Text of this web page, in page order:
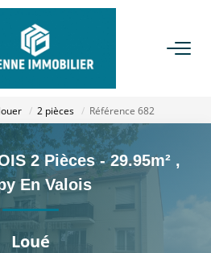
LOUER
ESTIMER
GESTION
2 pièces Référence 682
2 Pièces - 29.95m² ,
En Valois
Loué